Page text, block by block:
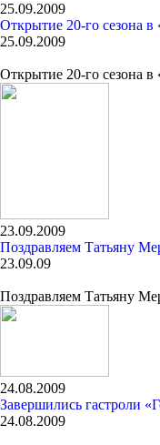
25.09.2009
Открытие 20-го сезона в
25.09.2009
Открытие 20-го сезона в
23.09.2009
Поздравляем Татьяну
23.09.09
Поздравляем Татьяну
24.08.2009
Завершились гастроли
24.08.2009